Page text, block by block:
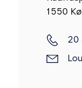
1550
20
E-